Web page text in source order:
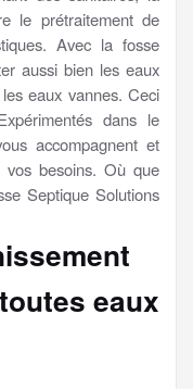
le prétraitement de
Avec la fosse
aussi bien les eaux
eaux vannes. Ceci
dans le
accompagnent et
vos besoins. Où que
Septique Solutions
eaux